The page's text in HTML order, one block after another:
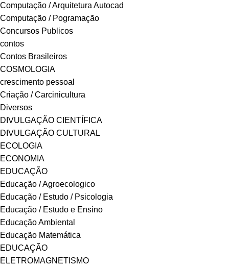
Computação / Arquitetura Autocad
Computação / Pogramação
Concursos Publicos
contos
Contos Brasileiros
COSMOLOGIA
crescimento pessoal
Criação / Carcinicultura
Diversos
DIVULGAÇÃO CIENTÍFICA
DIVULGAÇÃO CULTURAL
ECOLOGIA
ECONOMIA
EDUCAÇÃO
Educação / Agroecologico
Educação / Estudo / Psicologia
Educação / Estudo e Ensino
Educação Ambiental
Educação Matemática
EDUCAÇÃO
ELETROMAGNETISMO